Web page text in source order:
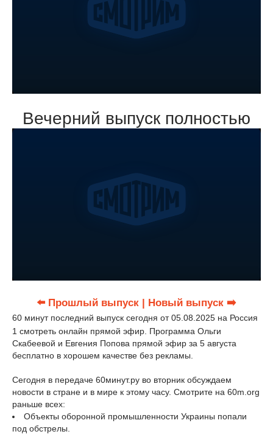
Вечерний выпуск полностью
⬅️ Прошлый выпуск | Новый выпуск ➡️
60 минут последний выпуск сегодня от 05.08.2025 на Россия
1 смотреть онлайн прямой эфир. Программа Ольги
Скабеевой и Евгения Попова прямой эфир за 5 августа
бесплатно в хорошем качестве без рекламы.
Сегодня в передаче 60минут.ру во вторник обсуждаем
новости в стране и в мире к этому часу. Смотрите на 60m.org
раньше всех:
Объекты оборонной промышленности Украины попали
под обстрелы.